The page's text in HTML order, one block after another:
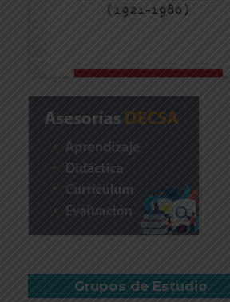
Grupos de Estudio
Revisar más información